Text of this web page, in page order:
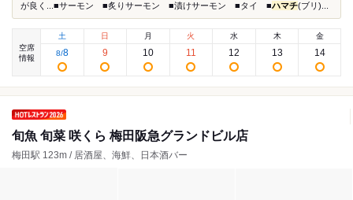
が良く...■サーモン ■炙りサーモン ■漬けサーモン ■タイ ■ハマチ(ブリ)...
空席
情報
土
8/8
日
9
月
10
火
11
水
12
木
13
金
14
旬魚 旬菜 咲くら 梅田阪急グランドビル店
梅田駅 123m / 居酒屋、海鮮、日本酒バー